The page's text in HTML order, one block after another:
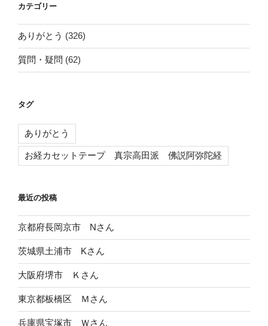
カテゴリー
ありがとう (326)
質問・疑問 (62)
タグ
ありがとう
お経カセットテープ 真宗高田派 佛説阿弥陀経
最近の投稿
京都府長岡京市 Nさん
茨城県土浦市 Kさん
大阪府堺市 Ｋさん
東京都板橋区 Ｍさん
兵庫県宝塚市 Ｗさん